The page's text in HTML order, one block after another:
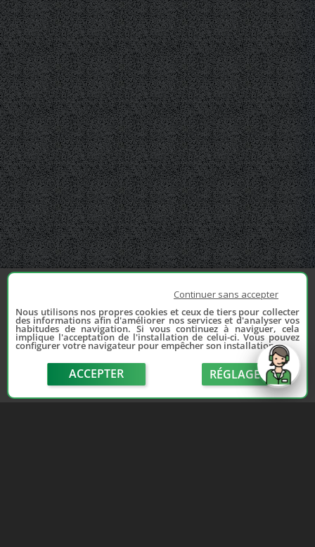
Continuer sans accepter
Nous utilisons nos propres cookies et ceux de tiers pour collecter
des informations afin d'améliorer nos services et d'analyser vos
habitudes de navigation. Si vous continuez à naviguer, cela
implique l'acceptation de l'installation de celui-ci. Vous pouvez
configurer votre navigateur pour empêcher son installation.
ACCEPTER RÉGLAGE